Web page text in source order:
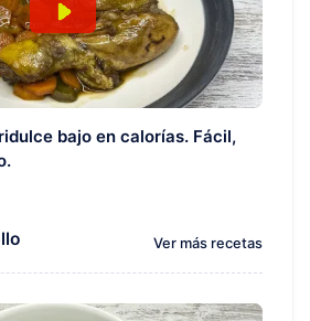
bajo en calorías. Fácil,
Ver más recetas